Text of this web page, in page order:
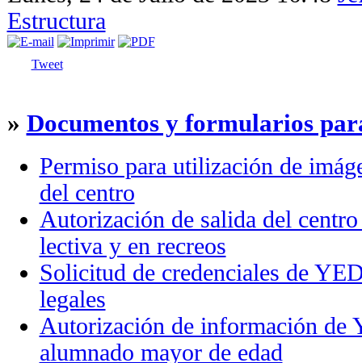
Estructura
Tweet
» Documentos y formularios
Permiso para utilización de
del centro
Autorización de salida del
lectiva y en recreos
Solicitud de credenciales de
legales
Autorización de información de
alumnado mayor de edad